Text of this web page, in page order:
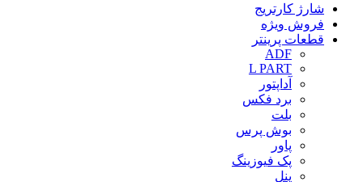
شارژ کارتریج
فروش ویژه
قطعات پرینتر
ADF
L PART
آداپتور
برد فکس
بلت
بوش پرس
پاور
پک فیوزینگ
پنل